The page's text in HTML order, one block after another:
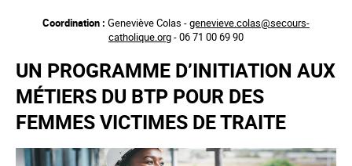
principal
Coordination : Geneviève Colas -genevieve.colas@secours-
catholique.org- 06 71 00 69 90
UN PROGRAMME D’INITIATION AUX
MÉTIERS DU BTP POUR DES
FEMMES VICTIMES DE TRAITE